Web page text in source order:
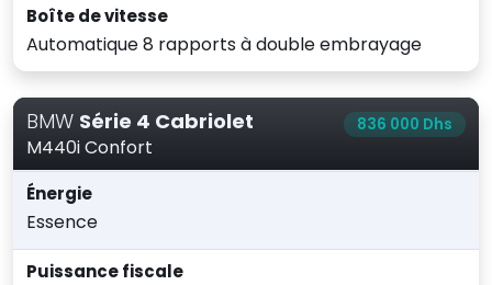
Boîte de vitesse
Automatique 8 rapports à double embrayage
BMW Série 4 Cabriolet
M440i Confort
836 000 Dhs
Énergie
Essence
Puissance fiscale